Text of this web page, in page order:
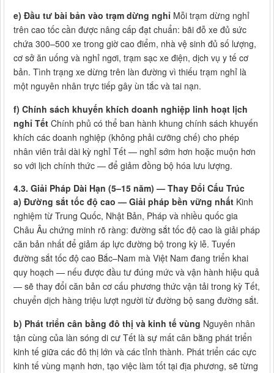
e) Đầu tư bài bản vào trạm dừng nghỉ Mỗi trạm dừng nghỉ
trên cao tốc cần được nâng cấp đạt chuẩn: bãi đỗ xe đủ sức
chứa 300–500 xe trong giờ cao điểm, nhà vệ sinh đủ số lượng,
cơ sở ăn uống và nghỉ ngơi, trạm sạc xe điện, dịch vụ y tế cơ
bản. Tình trạng xe dừng trên làn đường vì thiếu trạm nghỉ là
một nguyên nhân trực tiếp gây ùn tắc và tai nạn.
f) Chính sách khuyến khích doanh nghiệp linh hoạt lịch
nghỉ Tết Chính phủ có thể ban hành khung chính sách khuyến
khích các doanh nghiệp (không phải cưỡng chế) cho phép
nhân viên trải dài kỳ nghỉ Tết — nghỉ sớm hơn hoặc muộn hơn
so với lịch chính thức — để giảm đồng bộ hóa lưu lượng.
4.3. Giải Pháp Dài Hạn (5–15 năm) — Thay Đổi Cấu Trúc
a) Đường sắt tốc độ cao — Giải pháp bền vững nhất Kinh
nghiệm từ Trung Quốc, Nhật Bản, Pháp và nhiều quốc gia
Châu Âu chứng minh rõ ràng: đường sắt tốc độ cao là giải pháp
căn bản nhất để giảm áp lực đường bộ trong kỳ lễ. Tuyến
đường sắt tốc độ cao Bắc–Nam mà Việt Nam đang triển khai
quy hoạch — nếu được đầu tư đúng mức và vận hành hiệu quả
— sẽ thay đổi căn bản cơ cấu phương thức vận tải trong kỳ Tết,
chuyển dịch hàng triệu lượt người từ đường bộ sang đường sắt.
b) Phát triển cân bằng đô thị và kinh tế vùng Nguyên nhân
tận cùng của làn sóng di cư Tết là sự mất cân bằng phát triển
kinh tế giữa các đô thị lớn và các tỉnh thành. Phát triển các cực
kinh tế vùng mạnh hơn, tạo việc làm tốt tại địa phương, sẽ từng